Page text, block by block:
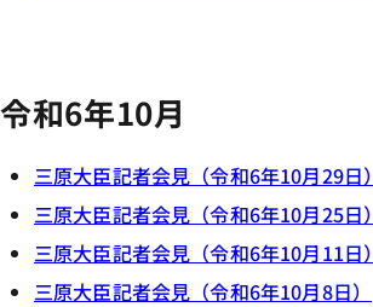
令和6年10月
三原大臣記者会見（令和6年10月29日）
三原大臣記者会見（令和6年10月25日）
三原大臣記者会見（令和6年10月11日）
三原大臣記者会見（令和6年10月8日）